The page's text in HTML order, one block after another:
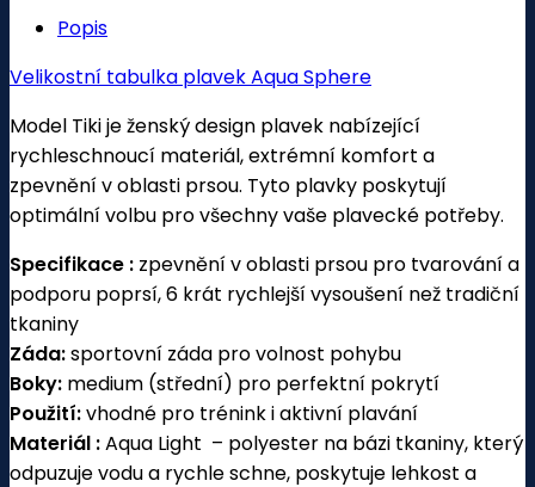
TIKI
Aqua
množství
Popis
Velikostní tabulka plavek Aqua Sphere
Model Tiki je ženský design plavek nabízející
rychleschnoucí materiál, extrémní komfort a
zpevnění v oblasti prsou. Tyto plavky poskytují
optimální volbu pro všechny vaše plavecké potřeby.
Specifikace : zpevnění v oblasti prsou pro tvarování a
podporu poprsí, 6 krát rychlejší vysoušení než tradiční
tkaniny
Záda:sportovní záda pro volnost pohybu
Boky: medium (střední) pro perfektní pokrytí
Použití:vhodné pro trénink i aktivní plavání
Materiál :Aqua Light – polyester na bázi tkaniny, který
odpuzuje vodu a rychle schne, poskytuje lehkost a